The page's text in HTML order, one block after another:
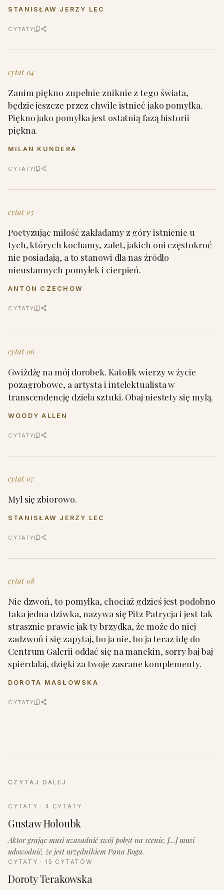
STANISŁAW JERZY LEC
CYTATY
cytat 04
Zanim piękno zupełnie zniknie z tego świata,
będzie jeszcze przez chwile istnieć jako pomyłka.
Piękno jako pomyłka jest ostatnią fazą historii
piękna.
MILAN KUNDERA
CYTATY
cytat 05
Poetyzując miłość zakładamy z góry istnienie u
tych, których kochamy, zalet, jakich oni częstokroć
nie posiadają, a to stanowi dla nas źródło
nieustannych pomyłek i cierpień.
ANTON CZECHOW
CYTATY
cytat 06
Gwiżdżę na mój dorobek. Katolik wierzy w życie
pozagrobowe, a artysta i intelektualista w
transcendencję dzieła sztuki. Obaj niestety się mylą.
WOODY ALLEN
CYTATY
cytat 07
Myl się zbiorowo.
STANISŁAW JERZY LEC
CYTATY
cytat 08
Nie dzwoń, to pomyłka, chociaż gdzieś jest podobno
taka jedna dziwka, nazywa się Pitz Patrycja i jest tak
strasznie prawie jak ty brzydka, że może do niej
zadzwoń i się zapytaj, bo ja nie, bo ja teraz idę do
Centrum Galerii oddać się na manekin, sorry baj baj
spierdalaj, dzięki za twoje zasrane komplementy.
DOROTA MASŁOWSKA
CYTATY
CZYTAJ DALEJ
CYTATY · 4 CYTATY
Gustaw Holoubk
Aktor grając musi uzasadnić swój pobyt na scenie, [...] musi
udowodnić, że jest urzędnikiem Pana Boga.
CYTATY · 15 CYTATÓW
Doroty Terakowska